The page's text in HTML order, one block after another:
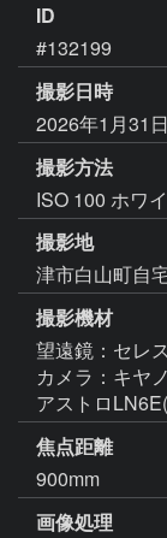
ID
#132199
撮影日時
2026年1月31
撮影方法
ISO 100 ホワ
撮影地
津市白山町自
撮影機材
望遠鏡：セレ
カメラ：キヤ
アストロ
焦点距離
900mm
画像処理